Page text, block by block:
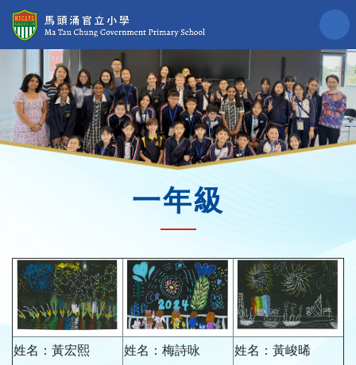
一年級
姓名：黃宏熙
姓名：梅詩咏
姓名：黃峻晞